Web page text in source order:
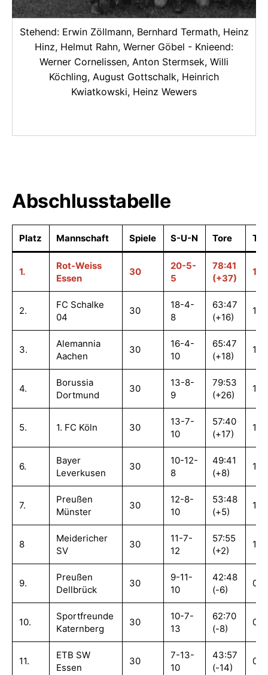
Stehend: Erwin Zöllmann, Bernhard Termath, Heinz
Hinz, Helmut Rahn, Werner Göbel - Knieend:
Werner Cornelissen, Anton Stermsek, Willi
Köchling, August Gottschalk, Heinrich
Kwiatkowski, Heinz Wewers
Abschlusstabelle
Platz Mannschaft Spiele S-U-N Tore TQ
1.
Rot-Weiss
Essen
30
20-5-
5
78:41
(+37)
2.
FC Schalke
04
30
18-4-
8
63:47
(+16)
3.
Alemannia
Aachen
30
16-4-
10
65:47
(+18)
4.
Borussia
Dortmund
30
13-8-
9
79:53
(+26)
5. 1. FC Köln 30
13-7-
10
57:40
(+17)
6.
Bayer
Leverkusen
30
10-12-
8
49:41
(+8)
7.
Preußen
Münster
30
12-8-
10
53:48
(+5)
1,10
8
Meidericher
SV
30
11-7-
12
57:55
(+2)
9.
Preußen
Dellbrück
30
9-11-
10
42:48
(-6)
10.
Sportfreunde
Katernberg
30
10-7-
13
62:70
(-8)
11.
ETB SW
Essen
30
7-13-
10
43:57
(-14)